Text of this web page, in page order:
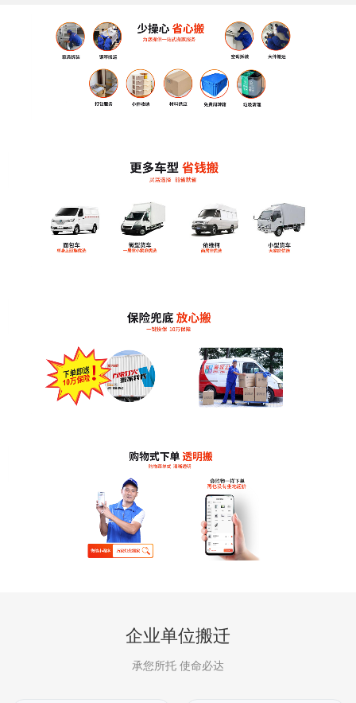
企业单位搬迁
承您所托 使命必达